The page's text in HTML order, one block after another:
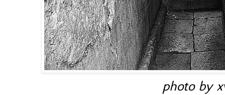
photo by